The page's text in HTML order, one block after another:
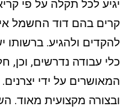
יגיע לכל תקלה על פי
קרים בהם דוד החשמל
להקדים ולהגיע. ברשותו
כלי עבודה נדרשים, וכן,
המאושרים על ידי
ובצורה מקצועית מאוד.